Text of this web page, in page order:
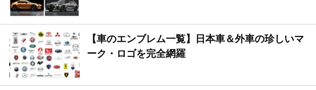
【車のエンブレム一覧】日本車＆外車の珍しいマ
ーク・ロゴを完全網羅